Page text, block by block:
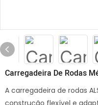
Carregadeira De Rodas
A carregadeira de rodas
construção flexível e